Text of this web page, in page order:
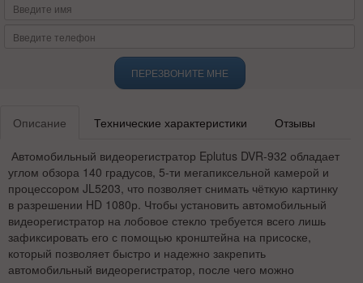
ПЕРЕЗВОНИТЕ МНЕ
Описание Технические характеристики Отзывы
Автомобильный видеорегистратор Eplutus DVR-932 обладает
углом обзора 140 градусов, 5-ти мегапиксельной камерой и
процессором JL5203, что позволяет снимать чёткую картинку
в разрешении HD 1080р. Чтобы установить автомобильный
видеорегистратор на лобовое стекло требуется всего лишь
зафиксировать его с помощью кронштейна на присоске,
который позволяет быстро и надежно закрепить
автомобильный видеорегистратор, после чего можно